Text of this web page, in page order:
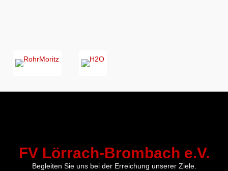
FV Lörrach-Brombach e.V.
Begleiten Sie uns bei der Erreichung unserer Ziele.